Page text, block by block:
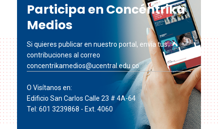
Participa en Concéntrika
Medios
Si quieres publicar en nuestro portal, envía tus
contribuciones al correo
concentrikamedios@ucentral.edu.co
O Visítanos en:
Edificio San Carlos Calle 23 # 4A-64
Tel: 601 3239868 - Ext. 4060